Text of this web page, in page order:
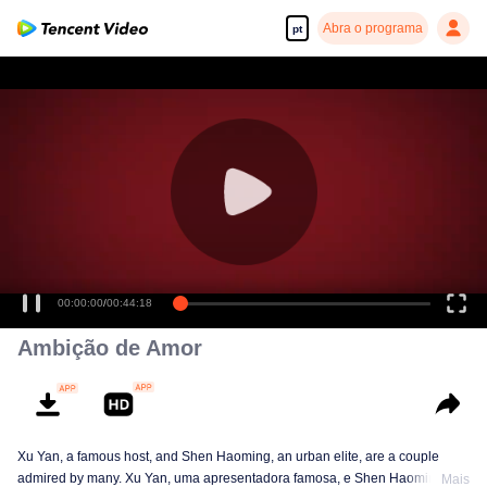
pt Abra o programa
00:00:00/00:44:18
Ambição de Amor
Xu Yan, a famous host, and Shen Haoming, an urban elite, are a couple
admired by many. Xu Yan, uma apresentadora famosa, e Shen Haoming, um
Mais